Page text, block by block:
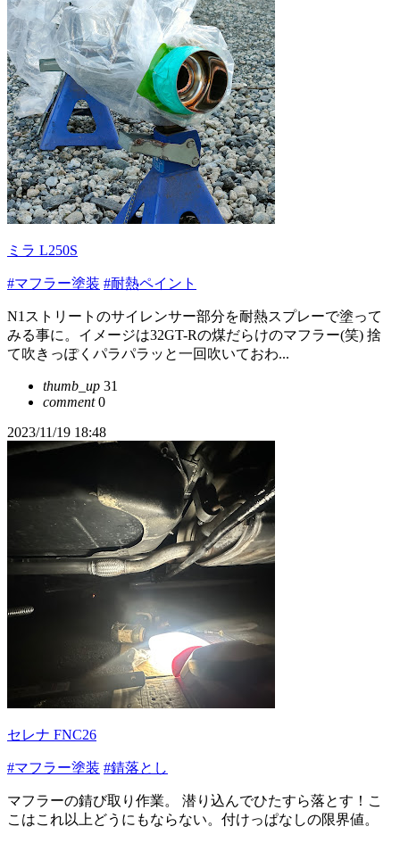
ミラ L250S
#マフラー塗装 #耐熱ペイント
N1ストリートのサイレンサー部分を耐熱スプレーで塗って
みる事に。イメージは32GT-Rの煤だらけのマフラー(笑) 捨
て吹きっぽくパラパラッと一回吹いておわ...
thumb_up 31
comment0
2023/11/19 18:48
セレナ FNC26
#マフラー塗装 #錆落とし
マフラーの錆び取り作業。 潜り込んでひたすら落とす！こ
こはこれ以上どうにもならない。付けっぱなしの限界値。